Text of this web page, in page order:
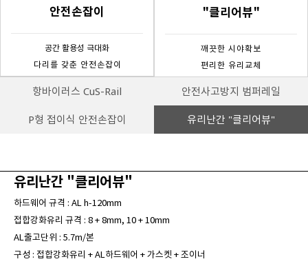
안전손잡이
공간 활용성 극대화
다리를 갖춘 안전손잡이
"클리어뷰"
깨끗한 시야확보
편리한 유리교체
항바이러스 CuS-Rail 안전사고방지 범퍼레일
P형 접이식 안전손잡이 유리난간 "클리어뷰"
유리난간 "클리어뷰"
하드웨어 규격 : AL h-120mm
접합강화유리 규격 : 8 + 8mm, 10 + 10mm
AL출고단위 : 5.7m/본
구성 : 접합강화유리 + AL하드웨어 + 가스켓 + 조이너